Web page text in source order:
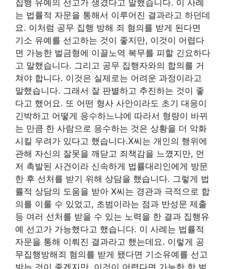
집행 유예의 선고가 생겼다고 말했습니다. 이 사례
는 법률적 자문을 통해서 이루어진 결과라고 하던데
요. 이처럼 공무 집행 방해 죄 혐의를 받게 된다면
기소 유예를 선고하는 것이 좋지만, 이것이 어렵다
면 가능한 벌금형에 이끌노역 복무를 피할 긴요하다
고 말했습니다. 그리고 공무 집행자와의 합의를 거
쳐야 합니다. 이것은 실제로는 어려운 과정이라고
말했습니다. 그래서 잘 판별하고 추진하는 것이 좋
다고 했어요. 또 어떤 형사 사안이라도 초기 대응이
긴박하고 어떻게 응수하느냐에 따라서 형량이 바뀌
는 만큼 한 사람으로 응수하는 것은 상황을 더 악화
시킬 우려가 있다고 했습니다.X씨는 개인의 행위에
관해 자신의 잘못을 깨닫고 죄책감을 느꼈지만, 먼
저 촉발된 사건이라 신속하게 법률대리인에게 방문
한 후 선처를 받기 위해 상담을 했습니다. 그렇게 법
률적 상담의 도움을 받아 X씨는 경관과 극적으로 합
의를 이룰 수 있었고, 초범이라는 점과 반성문 제출
등 여러 선처를 받을 수 있는 노력을 한 결과 집행유
예 선고가 가능했다고 했습니다. 이 사례는 법률적
자문을 통해 이뤄진 결과라고 했는데요. 이렇게 공
무집행방해죄 혐의를 받게 됐다면 기소유예를 선고
받는 것이 좋겠지만, 이것이 어렵다면 가능한 한 벌